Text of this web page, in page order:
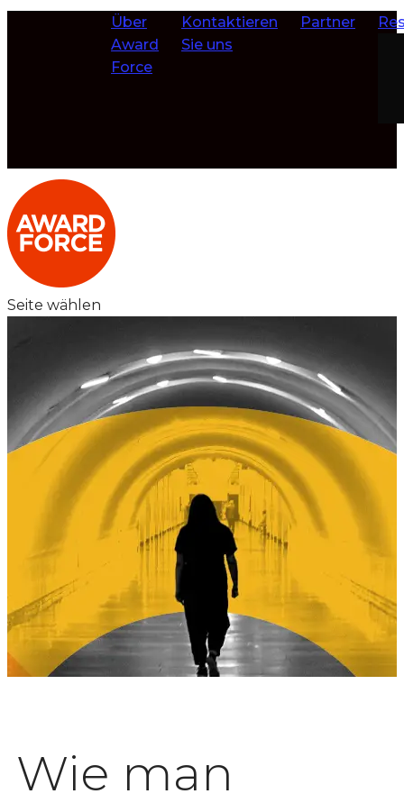
Über
Award
Force
Kontaktieren
Sie uns
Partner
Seite wählen
Wie man